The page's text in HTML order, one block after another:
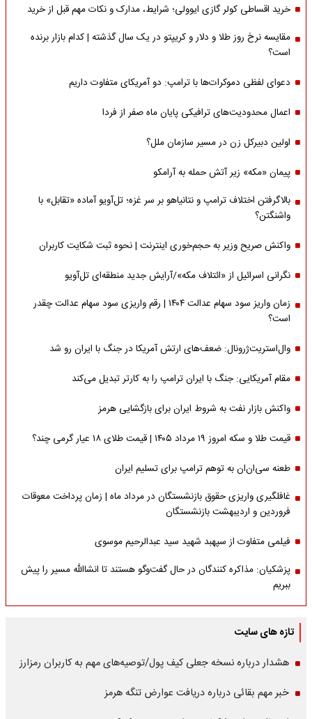
خرید اقساطی کولر گازی ایوولی؛ شرایط، مدارک و نکات مهم قبل از خرید
مقایسه نرخ روز طلا و دلار و کریپتو در یک سال گذشته | کدام بازار برنده
است؟
دعوای لفظی دموکرات‌ها با ترامپ: دو آمریکای متفاوت داریم
اعمال محدودیت‌های ترافیکی پایان ماه صفر از فردا
اولین دبیرکل زن در مسیر سازمان‌ ملل؟
پیمان «مکه» زیر آتش حمله به آرامکو
بالاگرفتن اختلاف ترامپ و نتانیاهو بر سر غزه؛ تل‌آویو آماده «تقابل» با
واشنگتن؟
واکنش صریح وزیر به حجم‌خوری اینترنت | نحوه ثبت شکایت کاربران
نگرانی اسرائیل از «ائتلاف مکه»/آرایش جدید منطقه‌ای تل‌آویو
زمان واریز سود سهام عدالت ۱۴۰۴ | رقم واریزی سود سهام عدالت چقدر
است؟
وال‌استریت‌ژرونال: ضعف‌های ارتش آمریکا در جنگ با ایران رو شد
مقام آمریکایی: جنگ با ایران ترامپ را به کارتر تبدیل می‌کند
واکنش بازار نفت به شروط ایران برای بازگشایی هرمز
قیمت طلا و سکه امروز ۱۹ مرداد ۱۴۰۵ | قیمت طلای ۱۸ عیار گرمی چند؟
طعنه سی‌ان‌ان به توهم ترامپ برای تسلیم ایران
غافلگیری واریزی حقوق بازنشستگان در مرداد ماه | زمان پرداخت معوقات
فروردین و اردیبهشت بازنشستگان
فیلمی متفاوت از سپهبد شهید سید عبدالرحیم موسوی
پزشکیان: مذاکره کنندگان در حال گفت‌وگو هستند تا انشاالله مسیر را پیش
ببریم
تازه های سایت
هشدار درباره نسخه جعلی کیف پول/توصیه‌های مهم به کاربران رمزارز
خبر مهم بقائی درباره دریافت عوارض تنگه هرمز